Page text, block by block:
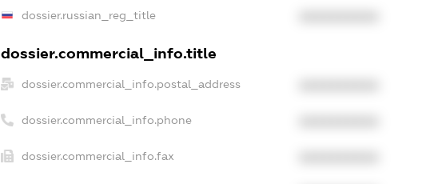
dossier.russian_reg_title
dossier.commercial_info.title
dossier.commercial_info.postal_address
dossier.commercial_info.phone
dossier.commercial_info.fax